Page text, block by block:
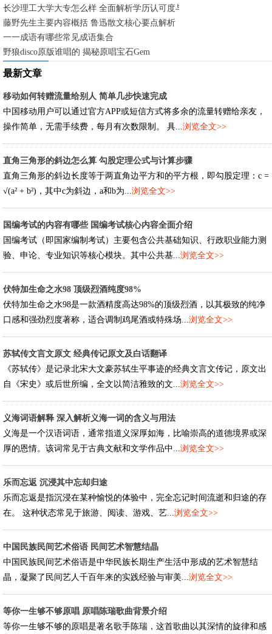
长沙理工大学大专怎么样 全面解析学历认可度与就业前景
藤野先生主要内容概括 鲁迅散文核心要点解析
一一成语有哪些常见成语集合
野狼disco原版谁唱的 揭秘原唱宝石Gem
最新文章
移动如何转赠流量给别人 简单几步快速完成
中国移动用户可以通过官方APP或短信方式将多余的流量转赠给亲友，
操作简单，无需手续费，每月有次数限制。 具... 浏览全文>>
直角三角形的斜边怎么算 勾股定理公式与计算步骤
直角三角形的斜边长度等于两直角边平方和的平方根，即勾股定理：c =
√(a² + b²)，其中c为斜边，a和b为... 浏览全文>>
国编考试的内容有哪些 国编考试核心内容全面介绍
国编考试（即国家编制考试）主要包含公共基础知识、行政职业能力测
验、申论、专业知识等核心模块。其中公共基... 浏览全文>>
伏特加生命之水98 顶级烈酒纯度98%
伏特加生命之水98是一款酒精度高达98%的顶级烈酒，以其极致的纯净
口感和强劲烈度著称，适合调制鸡尾酒或特殊场... 浏览全文>>
苏轼传文言文原文 经典传记原文及白话翻译
《苏轼传》是记录北宋大文豪苏轼生平事迹的经典文言文传记，原文出
自《宋史》或后世所编，全文以简洁雅致的文... 浏览全文>>
义海词语解释 深入解析义海一词的含义与用法
义海是一个汉语词语，通常指道义深厚如海，比喻崇高的道德境界或深
厚的恩情。该词常见于古典文献和文学作品中... 浏览全文>>
乐而忘返 沉浸其中忘却归途
乐而忘返是指沉浸在某种愉悦的体验中，完全忘记时间流逝和归途的存
在。 这种状态常见于旅游、阅读、游戏、艺... 浏览全文>>
中国民族民间艺术俗语 民间艺术智慧结晶
中国民族民间艺术俗语是中华民族长期生产生活中形成的艺术智慧结
晶，凝聚了民间艺人千百年来的实践经验与审美... 浏览全文>>
等你一生够不够原唱 原唱陈瑞歌曲背景介绍
等你一生够不够的原唱是著名歌手陈瑞，这首歌曲以其深情的旋律和感